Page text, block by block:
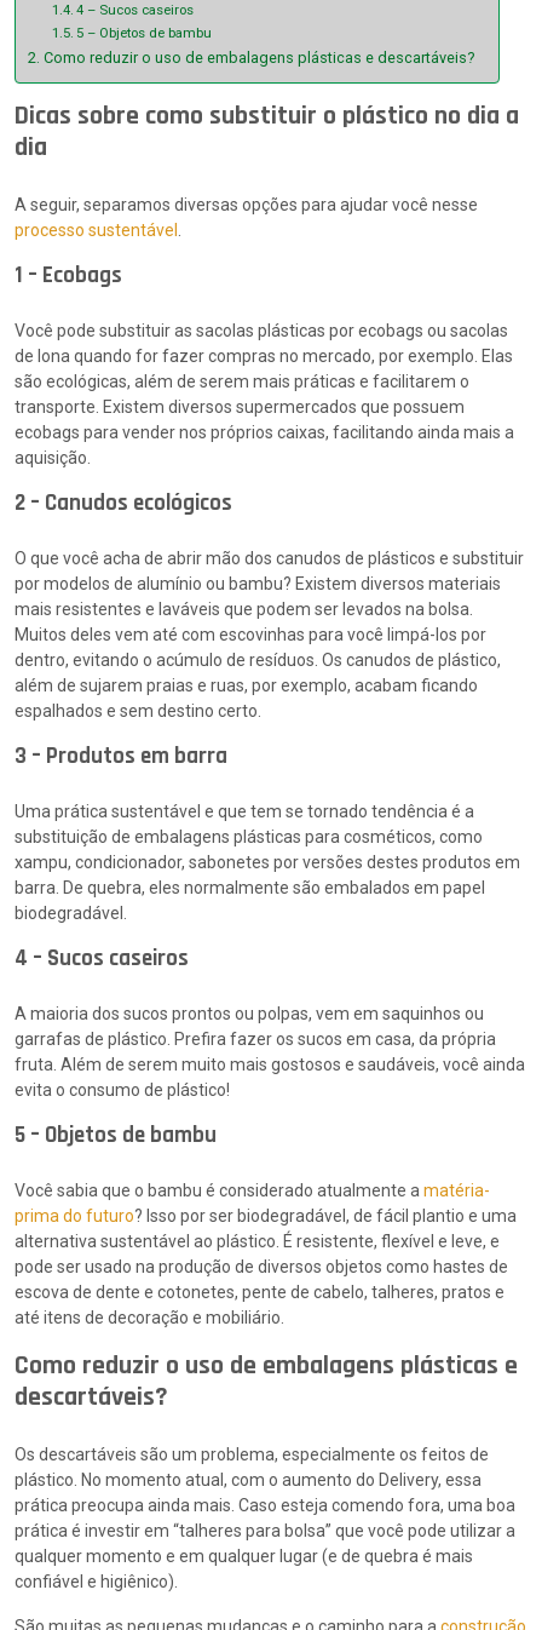
4 – Sucos caseiros
5 – Objetos de bambu
Como reduzir o uso de embalagens plásticas e descartáveis?
Dicas sobre como substituir o plástico no dia a
dia
A seguir, separamos diversas opções para ajudar você nesse
processo sustentável .
1 – Ecobags
Você pode substituir as sacolas plásticas por ecobags ou sacolas
de lona quando for fazer compras no mercado, por exemplo. Elas
são ecológicas, além de serem mais práticas e facilitarem o
transporte. Existem diversos supermercados que possuem
ecobags para vender nos próprios caixas, facilitando ainda mais a
aquisição.
2 – Canudos ecológicos
O que você acha de abrir mão dos canudos de plásticos e substituir
por modelos de alumínio ou bambu? Existem diversos materiais
mais resistentes e laváveis que podem ser levados na bolsa.
Muitos deles vem até com escovinhas para você limpá-los por
dentro, evitando o acúmulo de resíduos. Os canudos de plástico,
além de sujarem praias e ruas, por exemplo, acabam ficando
espalhados e sem destino certo.
3 – Produtos em barra
Uma prática sustentável e que tem se tornado tendência é a
substituição de embalagens plásticas para cosméticos, como
xampu, condicionador, sabonetes por versões destes produtos em
barra. De quebra, eles normalmente são embalados em papel
biodegradável.
4 – Sucos caseiros
A maioria dos sucos prontos ou polpas, vem em saquinhos ou
garrafas de plástico. Prefira fazer os sucos em casa, da própria
fruta. Além de serem muito mais gostosos e saudáveis, você ainda
evita o consumo de plástico!
5 – Objetos de bambu
Você sabia que o bambu é considerado atualmente amatéria-
prima do futuro? Isso por ser biodegradável, de fácil plantio e uma
alternativa sustentável ao plástico. É resistente, flexível e leve, e
pode ser usado na produção de diversos objetos como hastes de
escova de dente e cotonetes, pente de cabelo, talheres, pratos e
até itens de decoração e mobiliário.
Como reduzir o uso de embalagens plásticas e
descartáveis?
Os descartáveis são um problema, especialmente os feitos de
plástico. No momento atual, com o aumento do Delivery, essa
prática preocupa ainda mais. Caso esteja comendo fora, uma boa
prática é investir em “talheres para bolsa” que você pode utilizar a
qualquer momento e em qualquer lugar (e de quebra é mais
confiável e higiênico).